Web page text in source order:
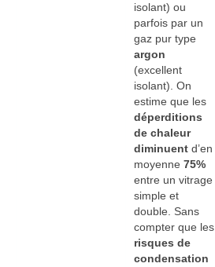
isolant) ou
parfois par un
gaz pur type
argon
(excellent
isolant). On
estime que les
déperditions
de chaleur
diminuent d’en
moyenne 75%
entre un vitrage
simple et
double. Sans
compter que les
risques de
condensation